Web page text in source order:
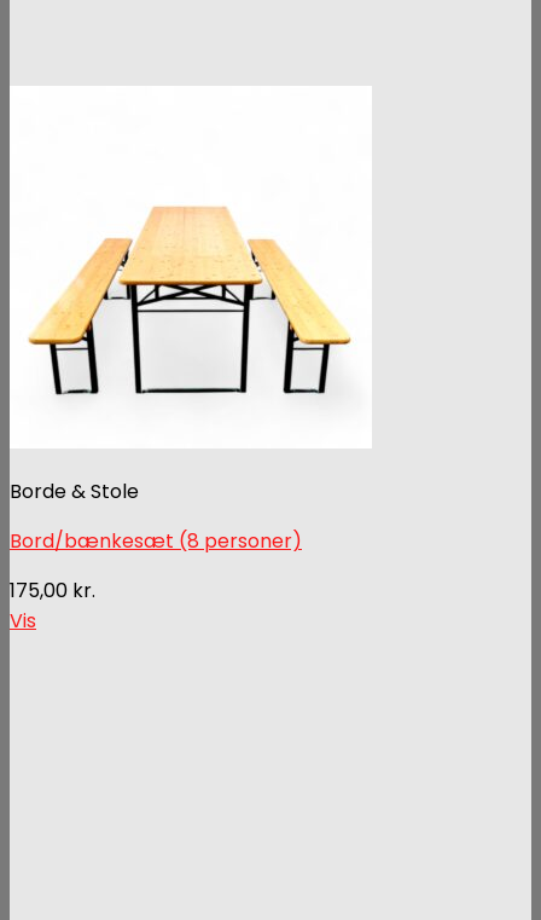
Borde & Stole
Bord/bænkesæt (8 personer)
175,00 kr.
Vis